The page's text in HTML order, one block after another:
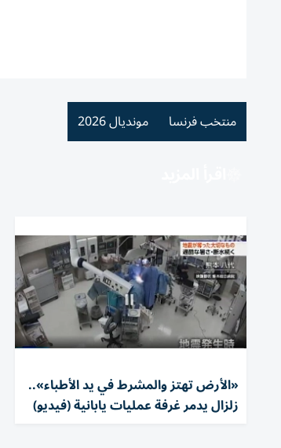
منتخب فرنسا مونديال 2026
«الأرض تهتز والمشرط في يد الأطباء»..
زلزال يدمر غرفة عمليات يابانية (فيديو)